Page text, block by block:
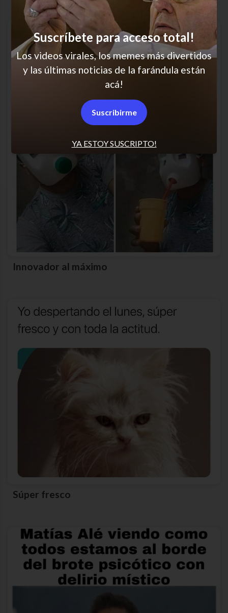
Innovador al máximo
Súper fresco
YA ESTOY SUSCRIPTO!
Suscríbete para acceso total!
Los videos virales, los memes más divertidos
y las últimas noticias de la farándula están
acá!
Suscribirme